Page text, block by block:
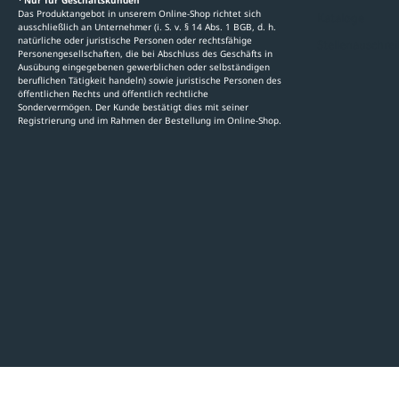
Das Produktangebot in unserem Online-Shop richtet sich
ausschließlich an Unternehmer (i. S. v. § 14 Abs. 1 BGB, d. h.
natürliche oder juristische Personen oder rechtsfähige
Personengesellschaften, die bei Abschluss des Geschäfts in
Ausübung eingegebenen gewerblichen oder selbständigen
beruflichen Tätigkeit handeln) sowie juristische Personen des
öffentlichen Rechts und öffentlich rechtliche
Sondervermögen. Der Kunde bestätigt dies mit seiner
Registrierung und im Rahmen der Bestellung im Online-Shop.